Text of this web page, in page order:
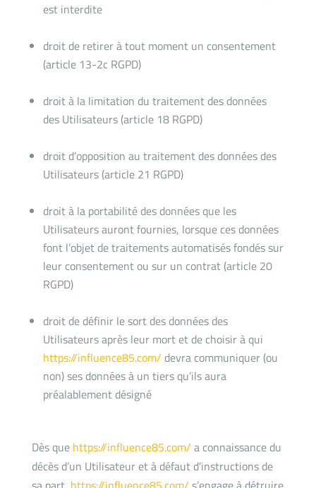
est interdite
droit de retirer à tout moment un consentement
(article 13-2c RGPD)
droit à la limitation du traitement des données
des Utilisateurs (article 18 RGPD)
droit d’opposition au traitement des données des
Utilisateurs (article 21 RGPD)
droit à la portabilité des données que les
Utilisateurs auront fournies, lorsque ces données
font l’objet de traitements automatisés fondés sur
leur consentement ou sur un contrat (article 20
RGPD)
droit de définir le sort des données des
Utilisateurs après leur mort et de choisir à qui
https://influence85.com/ devra communiquer (ou
non) ses données à un tiers qu’ils aura
préalablement désigné
Dès que https://influence85.com/ a connaissance du
décès d’un Utilisateur et à défaut d’instructions de